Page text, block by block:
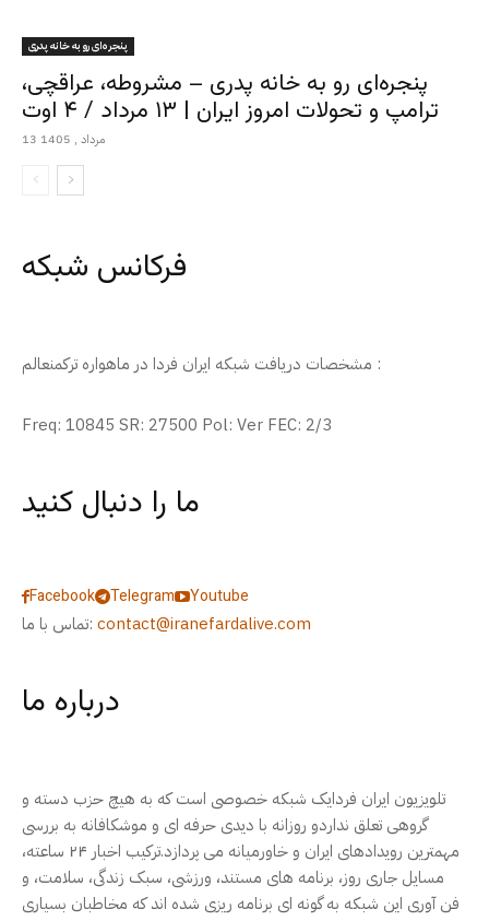
پنجره‌ای رو به خانه پدری
پنجره‌ای رو به خانه پدری – مشروطه، عراقچی،
ترامپ و تحولات امروز ایران | ۱۳ مرداد / ۴ اوت
13 مرداد , 1405
فرکانس شبکه
مشخصات دریافت شبکه ایران فردا در ماهواره ترکمنعالم :
Freq: 10845 SR: 27500 Pol: Ver FEC: 2/3
ما را دنبال کنید
Facebook Telegram
Youtube
تماس با ما: contact@iranefardalive.com
درباره ما
تلویزیون ایران فردایک شبکه خصوصی است که به هیچ حزب دسته و
گروهی تعلق نداردو روزانه با دیدی حرفه ای و موشکافانه به بررسی
مهمترین رویدادهای ایران و خاورمیانه می پردازد.ترکیب اخبار ۲۴ ساعته،
مسایل جاری روز، برنامه های مستند، ورزشی، سبک زندگی، سلامت، و
فن آوری این شبکه به گونه ای برنامه ریزی شده اند که مخاطبان بسیاری